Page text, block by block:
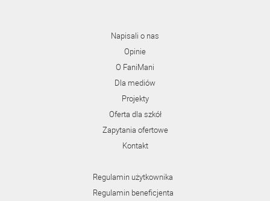
Napisali o nas
Opinie
O FaniMani
Dla mediów
Projekty
Oferta dla szkół
Zapytania ofertowe
Kontakt
Regulamin użytkownika
Regulamin beneficjenta